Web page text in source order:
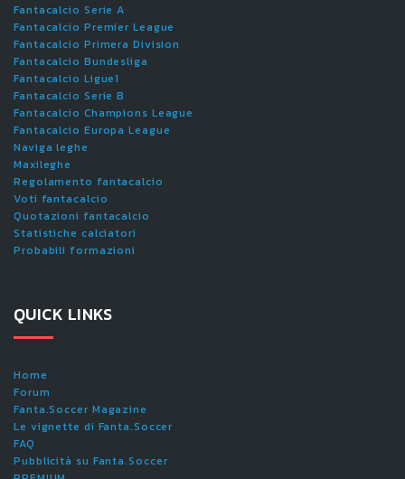
Fantacalcio Serie A
Fantacalcio Premier League
Fantacalcio Primera Division
Fantacalcio Bundesliga
Fantacalcio Ligue1
Fantacalcio Serie B
Fantacalcio Champions League
Fantacalcio Europa League
Naviga leghe
Maxileghe
Regolamento fantacalcio
Voti fantacalcio
Quotazioni fantacalcio
Statistiche calciatori
Probabili formazioni
QUICK LINKS
Home
Forum
Fanta.Soccer Magazine
Le vignette di Fanta.Soccer
FAQ
Pubblicità su Fanta.Soccer